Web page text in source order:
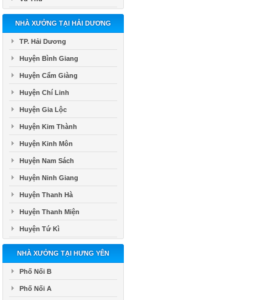
NHÀ XƯỞNG TẠI HẢI DƯƠNG
TP. Hải Dương
Huyện Bình Giang
Huyện Cẩm Giàng
Huyện Chí Linh
Huyện Gia Lộc
Huyện Kim Thành
Huyện Kinh Môn
Huyện Nam Sách
Huyện Ninh Giang
Huyện Thanh Hà
Huyện Thanh Miện
Huyện Tứ Kì
NHÀ XƯỞNG TẠI HƯNG YÊN
Phố Nối B
Phố Nối A